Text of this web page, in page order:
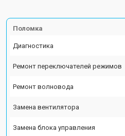
Поломка
Диагностика
Ремонт переключателей режимов
Ремонт волновода
Замена вентилятора
Замена блока управления